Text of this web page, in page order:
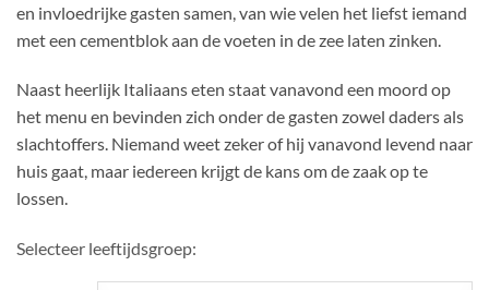
en invloedrijke gasten samen, van wie velen het liefst iemand
met een cementblok aan de voeten in de zee laten zinken.
Naast heerlijk Italiaans eten staat vanavond een moord op
het menu en bevinden zich onder de gasten zowel daders als
slachtoffers. Niemand weet zeker of hij vanavond levend naar
huis gaat, maar iedereen krijgt de kans om de zaak op te
lossen.
Selecteer leeftijdsgroep: